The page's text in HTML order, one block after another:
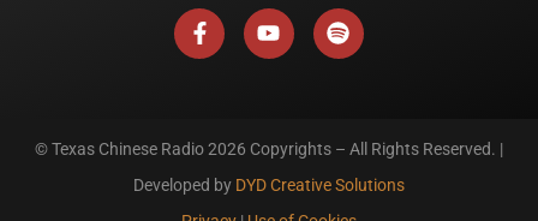
a
c
e
k
-
f
o
u
t
p
o
t
© Texas Chinese Radio2026 Copyrights – All Rights Reserved. |
Developed by DYD Creative Solutions